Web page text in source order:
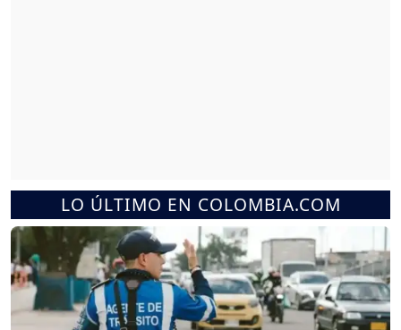
LO ÚLTIMO EN COLOMBIA.COM